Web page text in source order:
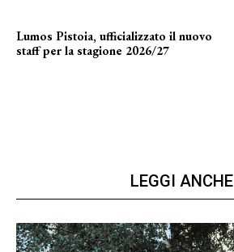
Lumos Pistoia, ufficializzato il nuovo
staff per la stagione 2026/27
LEGGI ANCHE